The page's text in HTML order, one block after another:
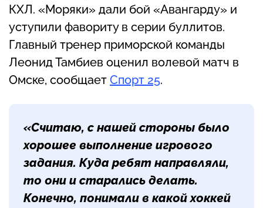
КХЛ. «Моряки» дали бой «Авангарду» и
уступили фавориту в серии буллитов.
Главный тренер приморской команды
Леонид Тамбиев оценил волевой матч в
Омске, сообщает Спорт 25.
«Считаю, с нашей стороны было
хорошее выполнение игрового
задания. Куда ребят направляли,
то они и старались делать.
Конечно, понимали в какой хоккей